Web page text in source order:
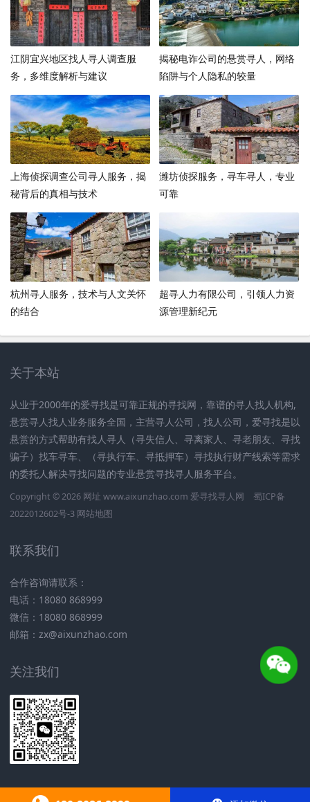
江阴宜兴地区找人寻人调查服
务，多维度解析与建议
揭秘电诈公司的悬赏寻人，网络
陷阱与个人隐私的较量
上海侦探调查公司寻人服务，揭
秘背后的真相与技术
潍坊侦探服务，寻车寻人，专业
可靠
杭州寻人服务，技术与人文关怀
的结合
超寻人力有限公司，引领人力资
源管理新纪元
关于本站
从业于2000年的爱寻找是可靠正规的寻找网，靠谱的寻人找人机构,
悬赏寻人找人业务服务全国，主营寻人公司，找人公司，爱寻找是以
悬赏的方式帮助有找人寻人（寻失信人、寻离家人、寻老朋友、寻找
骗子）找车寻车、（寻执行车、寻抵押车）寻找执行财产线索等需求
的委托人解决寻找问题的专业悬赏寻找寻人服务平台。
Copyright © 2026 网址 www.aixunzhao.com 爱寻找寻人网
蜀ICP备
2022012602号-3 网站地图
联系我们
合作咨询请联系：
电话：18080 868999
微信：18080 868999
邮箱：zx@aixunzhao.com
关注我们